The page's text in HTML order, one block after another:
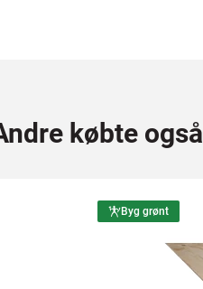
købte også
Byg grønt